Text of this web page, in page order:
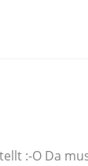
:-O Da